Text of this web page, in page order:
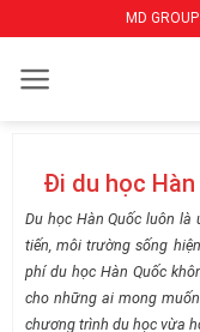
qua
nội
MD
Đi du học
Du học Hàn Quốc luôn là
tiến, môi trường sống
phí du học Hàn Quốc
cho những ai mong
chương trình du học vừa